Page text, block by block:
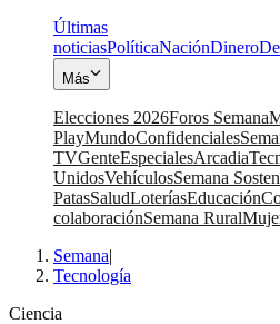
Últimas
noticiasPolíticaNaciónDinero
Más
Elecciones 2026Foros Semana
PlayMundoConfidenciales
TVGenteEspecialesArcadia
UnidosVehículosSemana
PatasSaludLoteríasEducación
colaboraciónSemana Rural
Semana|
Tecnología
Ciencia